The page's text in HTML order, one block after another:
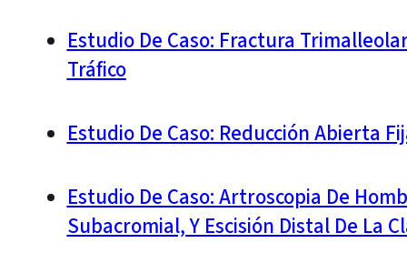
Estudio De Caso: Fractura
Tráfico
Estudio De Caso: Reducción Abierta
Estudio De Caso: Artroscopia De
Subacromial, Y Escisión Distal De La